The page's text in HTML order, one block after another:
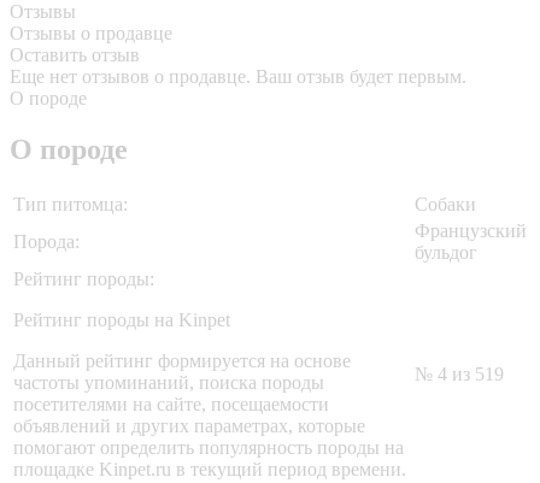
Отзывы
Отзывы о продавце
Оставить отзыв
Еще нет отзывов о продавце. Ваш отзыв будет первым.
О породе
О породе
Тип питомца:
Собаки
Порода:
Французский
бульдог
Рейтинг породы:
Рейтинг породы на Kinpet
Данный рейтинг формируется на основе
частоты упоминаний, поиска породы
посетителями на сайте, посещаемости
объявлений и других параметрах, которые
помогают определить популярность породы на
площадке Kinpet.ru в текущий период времени.
№ 4 из 519